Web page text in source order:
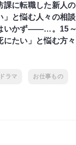
課に転職した新人
と悩む人々の相
いかず――…。15～
にたい」と悩む方
ラマ お仕事もの